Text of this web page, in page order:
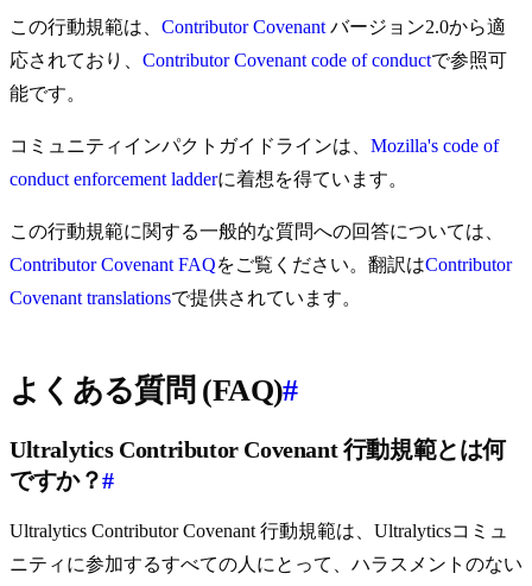
この行動規範は、 Contributor Covenant バージョン2.0から適
応されており、 Contributor Covenant code of conductで参照可
能です。
コミュニティインパクトガイドラインは、 Mozilla's code of
conduct enforcement ladderに着想を得ています。
この行動規範に関する一般的な質問への回答については、
Contributor Covenant FAQをご覧ください。翻訳はContributor
Covenant translationsで提供されています。
よくある質問 (FAQ)#
Ultralytics Contributor Covenant 行動規範とは何
ですか？#
Ultralytics Contributor Covenant 行動規範は、Ultralyticsコミュ
ニティに参加するすべての人にとって、ハラスメントのない